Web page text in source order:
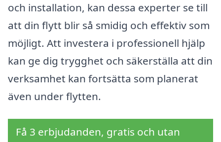
och installation, kan dessa experter se till
att din flytt blir så smidig och effektiv som
möjligt. Att investera i professionell hjälp
kan ge dig trygghet och säkerställa att din
verksamhet kan fortsätta som planerat
även under flytten.
Få 3 erbjudanden, gratis och utan